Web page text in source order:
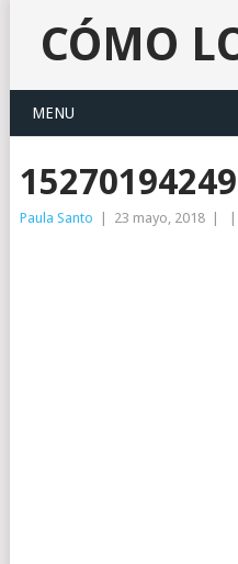
CÓMO
MENU
Paula Santo 23 mayo, 2018